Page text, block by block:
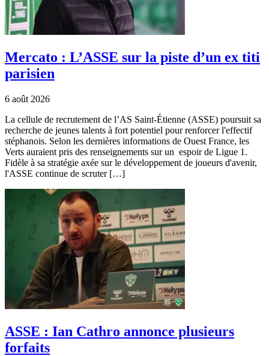
Mercato : L’ASSE sur la piste d’un ex titi
parisien
6 août 2026
La cellule de recrutement de l’AS Saint-Étienne (ASSE) poursuit sa
recherche de jeunes talents à fort potentiel pour renforcer l'effectif
stéphanois. Selon les dernières informations de Ouest France, les
Verts auraient pris des renseignements sur un espoir de Ligue 1.
Fidèle à sa stratégie axée sur le développement de joueurs d'avenir,
l'ASSE continue de scruter […]
ASSE : Ian Cathro annonce plusieurs
forfaits